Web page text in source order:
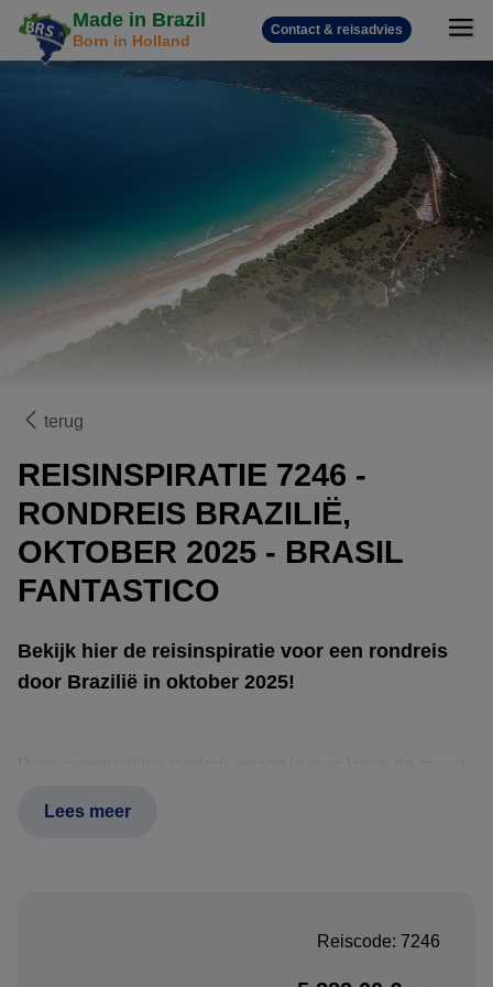
Made in Brazil
Born in Holland
Contact & reisadvies
terug
REISINSPIRATIE 7246 -
RONDREIS BRAZILIË,
OKTOBER 2025 - BRASIL
FANTASTICO
Bekijk hier de reisinspiratie voor een rondreis
door Brazilië in oktober 2025!
Lees meer
Reiscode: 7246